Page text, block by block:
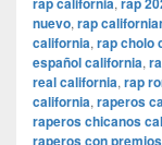
nuevo, rap
california, rap cholo
español california,
real california, rap
california, raperos
raperos chicanos
raperos con